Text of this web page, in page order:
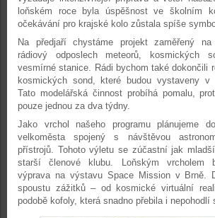
loňském roce byla úspěšnost ve školním
očekávání pro krajské kolo zůstala spíše
Na předjaří chystáme projekt zaměřený
rádiový odposlech meteorů, kosmických
vesmírné stanice. Rádi bychom také dokončili
kosmických sond, které budou vystaveny v
Tato modelářská činnost probíhá pomalu,
pouze jednou za dva týdny.
Jako vrchol našeho programu plánujeme
velkoměsta spojený s návštěvou
přístrojů. Tohoto výletu se zúčastní jak
starší členové klubu. Loňským vrcholem
výprava na výstavu Space Mission v Brně.
spoustu zážitků – od kosmické virtuální
podobě kofoly, která snadno přebila i nepohodlí